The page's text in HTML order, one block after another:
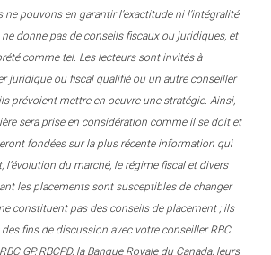
pouvons en garantir l’exactitude ni l’intégralité.
donne pas de conseils fiscaux ou juridiques, et
comme tel. Les lecteurs sont invités à
juridique ou fiscal qualifié ou un autre conseiller
prévoient mettre en oeuvre une stratégie. Ainsi,
sera prise en considération comme il se doit et
fondées sur la plus récente information qui
l’évolution du marché, le régime fiscal et divers
les placements sont susceptibles de changer.
constituent pas des conseils de placement ; ils
fins de discussion avec votre conseiller RBC.
GP, RBCPD, la Banque Royale du Canada, leurs